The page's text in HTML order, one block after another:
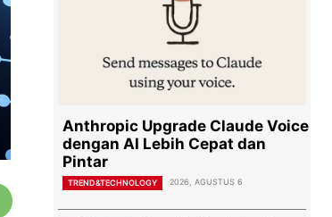
Anthropic Upgrade Claude Voice
dengan AI Lebih Cepat dan
Pintar
TREND&TECHNOLOGY 2026, AGUSTUS 6